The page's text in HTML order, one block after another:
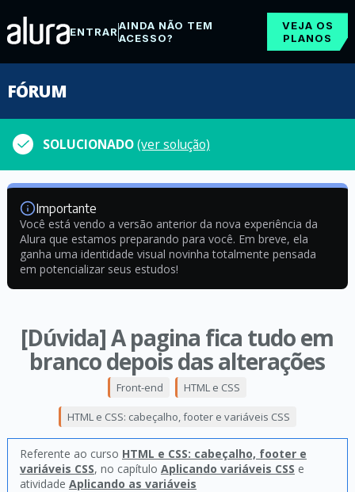
ENTRARAINDA NÃO TEM
ACESSO?
VEJA OS
PLANOS
FÓRUM
SOLUCIONADO(ver solução)
Importante
Você está vendo a versão anterior da nova experiência da
Alura que estamos preparando para você. Em breve, ela
ganha uma identidade visual novinha totalmente pensada
em potencializar seus estudos!
[Dúvida] A pagina fica tudo em
branco depois das alterações
Front-end HTML e CSS
HTML e CSS: cabeçalho, footer e variáveis CSS
Referente ao curso HTML e CSS: cabeçalho, footer e
variáveis CSS, no capítulo Aplicando variáveis CSS e
atividade Aplicando as variáveis